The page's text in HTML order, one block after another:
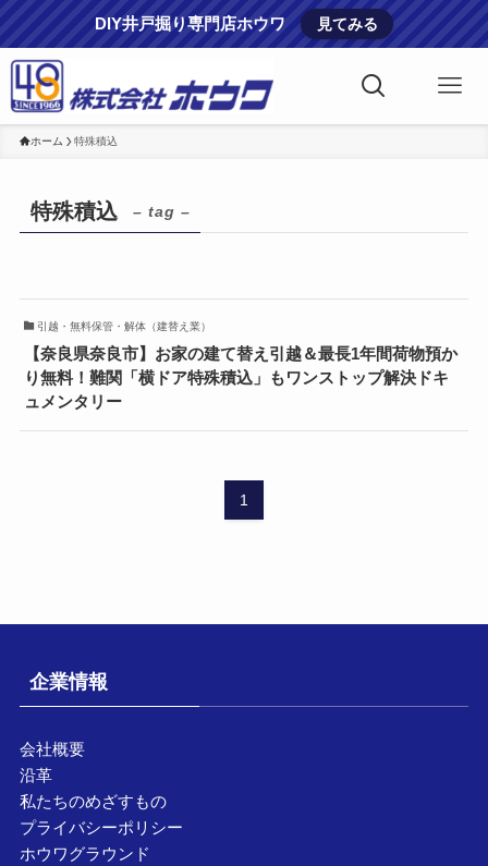
DIY井戸掘り専門店ホウワ 見てみる
ホーム 特殊積込
特殊積込 – tag –
引越・無料保管・解体（建替え業）
【奈良県奈良市】お家の建て替え引越＆最長1年間荷物預か
り無料！難関「横ドア特殊積込」もワンストップ解決ドキ
ュメンタリー
1
企業情報
会社概要
沿革
私たちのめざすもの
プライバシーポリシー
ホウワグラウンド